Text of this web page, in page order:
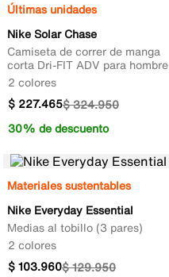
Últimas unidades
Nike Solar Chase
Camiseta de correr de manga
corta Dri-FIT ADV para hombre
2 colores
$324.950
$ 227.465
30% de descuento
Materiales sustentables
Nike Everyday Essential
Medias al tobillo (3 pares)
2 colores
$129.950
$103.960